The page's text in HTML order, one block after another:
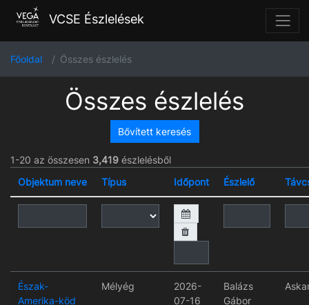
VCSE Észlelések
Főoldal Összes észlelés
Összes észlelés
Bővített keresés
1-20 az összesen 3,419 észlelésből
Objektum neve
Típus Időpont Észlelő
Észak-
Amerika-köd
Mélyég
2026-
07-16
Balázs
Gábor